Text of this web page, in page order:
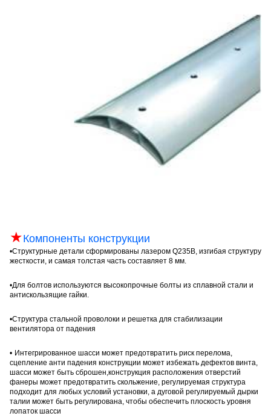
★Компоненты конструкции
•Структурные детали сформированы лазером Q235B, изгибая структуру
жесткости, и самая толстая часть составляет 8 мм.
•Для болтов используются высокопрочные болты из сплавной стали и
антискользящие гайки.
•Структура стальной проволоки и решетка для стабилизации
вентилятора от падения
• Интегрированное шасси может предотвратить риск перелома,
сцепление анти падения конструкции может избежать дефектов винта,
шасси может быть сброшен,конструкция расположения отверстий
фанеры может предотвратить скольжение, регулируемая структура
подходит для любых условий установки, а дуговой регулируемый дырки
талии может быть регулирована, чтобы обеспечить плоскость уровня
лопаток шасси